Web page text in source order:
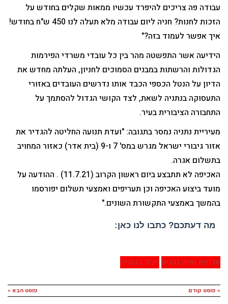
עבודה פה צריכים להיפרד עכשיו ממאות שקלים בחודש על
הזכות לחנות? חניה ליום עבודה מלא תעלה לנו 450 ש"ח בחודש!
איך אפשר לעמוד בזה?"
הידיעה אשר התפשטה מהר בין כל עובדי משרדי הפירמות
הגדולות והרשתות במבנים הסמוכים לחניון, העלתה מחדש את
הדיון על הנטל הכספי הכבד אותו נדרשים העובדים באזורי
התעסוקה בנתניה לשאת, לצד הקושי הגדול להסתמך על
התחבורה הציבורית בעיר.
מעיריית נתניה נמסר בתגובה: "ועדת תנועה החליטה להגדיר את
אזור גיבורי ישראל מגרש במס' 7 ו-9 (בית אדר) כאזור המחויב
בתשלום אגרה.
האכיפה לא תתבצע ביום ראשון הקרוב (11.7.21) . ההודעה על
מועד ביצוע האכיפה וכן תעריפים ואמצעי תשלום יפורסמו
בהמשך באמצעי התקשורת השונים."
מה דעתכם? כתבו לנו כאן:
אכיפת חניה נתניה חניה בנתניה
« פוסט קודם פוסט הבא »